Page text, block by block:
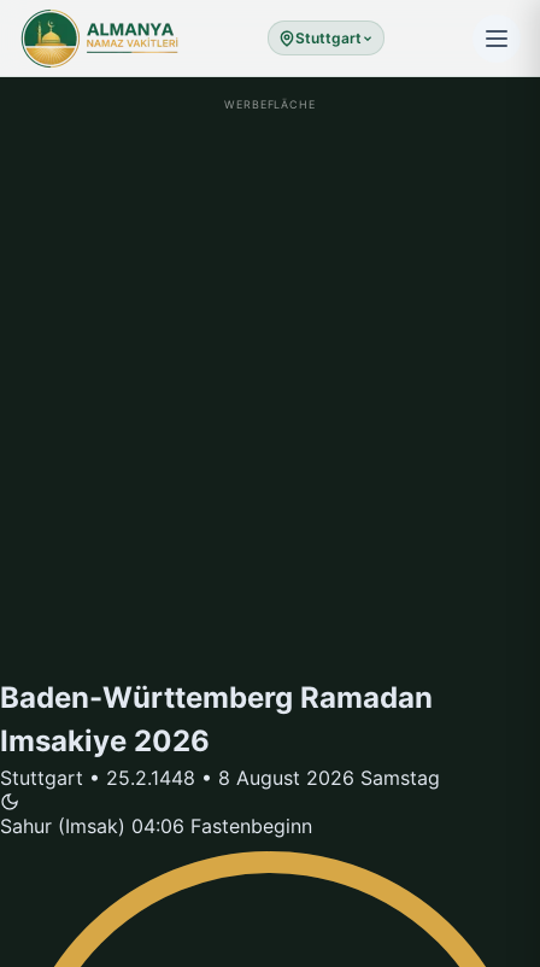
Stuttgart
WERBEFLÄCHE
Baden-Württemberg Ramadan
Imsakiye 2026
Stuttgart • 25.2.1448 • 8 August 2026 Samstag
Sahur (Imsak) 04:06 Fastenbeginn